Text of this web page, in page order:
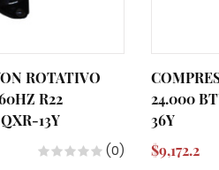
ROTATIVO
R22
13Y
(0)
24.000
36Y
$9,172.2